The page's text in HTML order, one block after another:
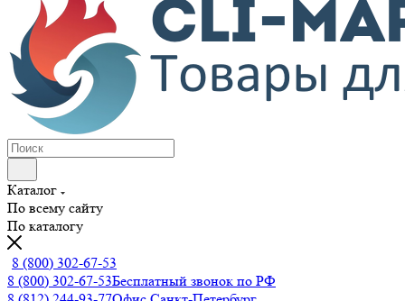
Каталог
По всему сайту
По каталогу
8 (800) 302-67-53
8 (800) 302-67-53Бесплатный звонок по РФ